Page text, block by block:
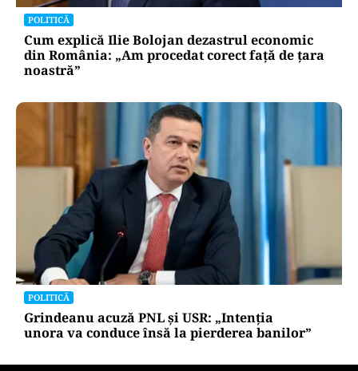
POLITICĂ
Cum explică Ilie Bolojan dezastrul economic
din România: „Am procedat corect față de țara
noastră”
POLITICĂ
Grindeanu acuză PNL și USR: „Intenția
unora va conduce însă la pierderea banilor”